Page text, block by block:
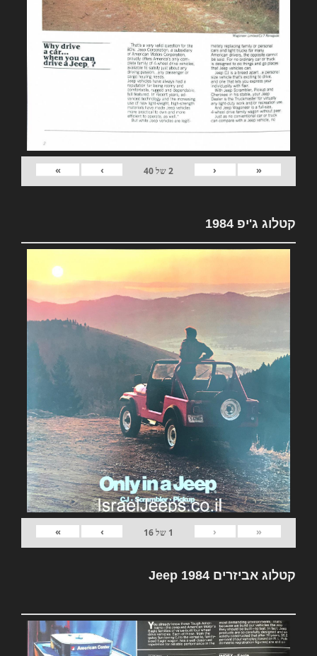
«
‹
2של40
›
»
קטלוג ג'יפ 1984
«
‹
1 של16
›
»
קטלוג אביזרים Jeep 1984